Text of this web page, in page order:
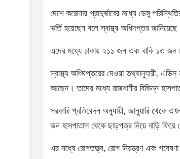
দেশে করোনার প্রাদুর্ভাবের মধ্যে ডেঙ্গু
ভর্তি হয়েছেন বলে স্বাস্থ্য অধিদপ্তর
এদের মধ্যে ঢাকায় ২১১ জন এবং বাকি ১৩ জন
স্বাস্থ্য অধিদপ্তরের দেওয়া তথ্যানুযায়ী, এডিস
আছেন। তাদের মধ্যে রাজধানীর বিভিন্ন
সরকারি প্রতিবেদন অনুযায়ী, জানুয়ারি থেকে
জন হাসপাতাল থেকে ছাড়পত্র নিয়ে বাড়ি ফিরে
এর মধ্যে রোগতত্ত্ব, রোগ নিয়ন্ত্রণ এবং